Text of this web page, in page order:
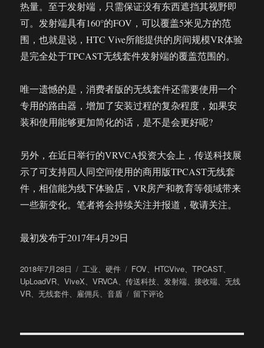
热量。至于发射端，只需保证没有东西遮挡其视野即
可。发射端具有160°的FOV，可以覆盖5米见方的范
围，也就是说，HTC Vive所能提供的房间规模VR体验
是完全处于TPCAST无线套件发射端的覆盖范围的。
唯一遗憾的是，消费者版的无线套件还需要使用一个
专用的路由器，增加了安装过程的复杂程度，如果安
装和使用能够更加简化的话，是不是会更好呢?
另外，在近日举行的VRVCA投资大会上，传送科技展
示了可支持四人同空间使用的商用版TPCAST无线套
件，相信能为线下体验店，VR房产和教育等领域带来
一些新变化。笔者将会持续关注并报道，敬请关注。
最初发布于2017年4月29日
发
布
于
2018年7月28日
分
类
工业、硬件
标
签
FOV、 HTCVive、TPCAST、
UpLoadVR、ViveX、VRVCA、传送科技、发射端、接收端、无线
VR、无线套件、 雇佣兵、音盾
于
TPCAST
留下评论